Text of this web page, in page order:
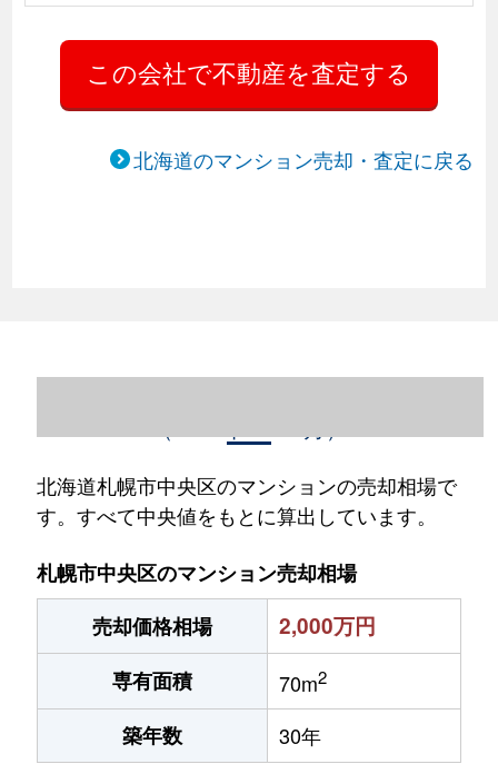
北海道のマンション売却・査定に戻る
北海道札幌市中央区のマンションの売却相場で
す。すべて中央値をもとに算出しています。
札幌市中央区のマンション売却相場
売却価格相場
2,000万円
専有面積 70m2
築年数 30年